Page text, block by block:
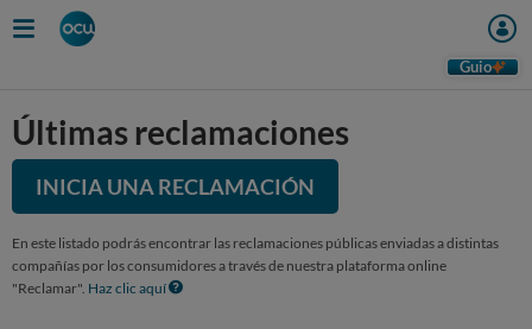
Guio
Últimas reclamaciones
INICIA UNA RECLAMACIÓN
En este listado podrás encontrar las reclamaciones públicas enviadas a distintas
compañías por los consumidores a través de nuestra plataforma online
"Reclamar". Haz clic aquí